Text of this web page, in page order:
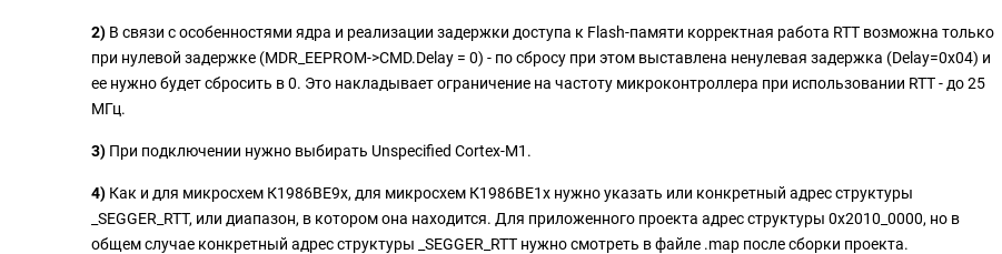
2) В связи с особенностями ядра и реализации задержки доступа к Flash-памяти корректная работа RTT возможна только
при нулевой задержке (MDR_EEPROM->CMD.Delay = 0) - по сбросу при этом выставлена ненулевая задержка (Delay=0x04) и
ее нужно будет сбросить в 0. Это накладывает ограничение на частоту микроконтроллера при использовании RTT - до 25
МГц.
3) При подключении нужно выбирать Unspecified Cortex-M1.
4) Как и для микросхем К1986ВЕ9x, для микросхем К1986ВЕ1x нужно указать или конкретный адрес структуры
_SEGGER_RTT, или диапазон, в котором она находится. Для приложенного проекта адрес структуры 0x2010_0000, но в
общем случае конкретный адрес структуры _SEGGER_RTT нужно смотреть в файле .map после сборки проекта.